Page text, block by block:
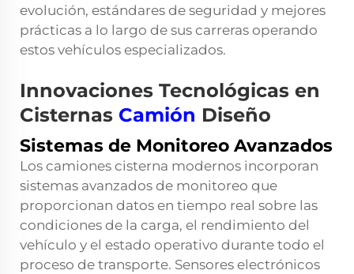
evolución, estándares de seguridad y mejores
prácticas a lo largo de sus carreras operando
estos vehículos especializados.
Innovaciones Tecnológicas en
Cisternas Camión Diseño
Sistemas de Monitoreo Avanzados
Los camiones cisterna modernos incorporan
sistemas avanzados de monitoreo que
proporcionan datos en tiempo real sobre las
condiciones de la carga, el rendimiento del
vehículo y el estado operativo durante todo el
proceso de transporte. Sensores electrónicos